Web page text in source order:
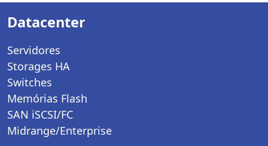
Datacenter
Servidores
Storages HA
Switches
Memórias Flash
SAN iSCSI/FC
Midrange/Enterprise